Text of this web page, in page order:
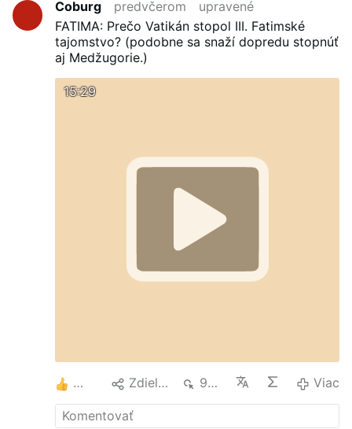
Coburg predvčerom
upravené
FATIMA: Prečo Vatikán stopol III. Fatimské
tajomstvo? (podobne sa snaží dopredu stopnúť
aj Medžugorie.)
15:29
Zdielať 923 Viac